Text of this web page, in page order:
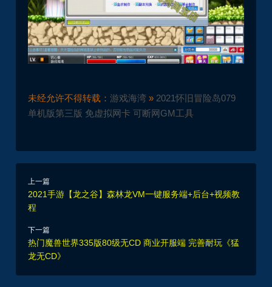
未经允许不得转载：游戏海湾 » 2021怀旧冒险岛079
单机版第三版 免虚拟网卡 可断网GM工具
上一篇
2021手游【龙之谷】森林龙VM一键服务端+后台+视频教
程
下一篇
热门魔兽世界335版80级无CD 商业开服端 完善耐玩《猛
龙无CD》